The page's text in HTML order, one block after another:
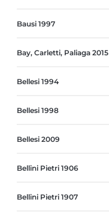
Bausi 1997
Bay, Carletti, Paliaga 2015
Bellesi 1994
Bellesi 1998
Bellesi 2009
Bellini Pietri 1906
Bellini Pietri 1907